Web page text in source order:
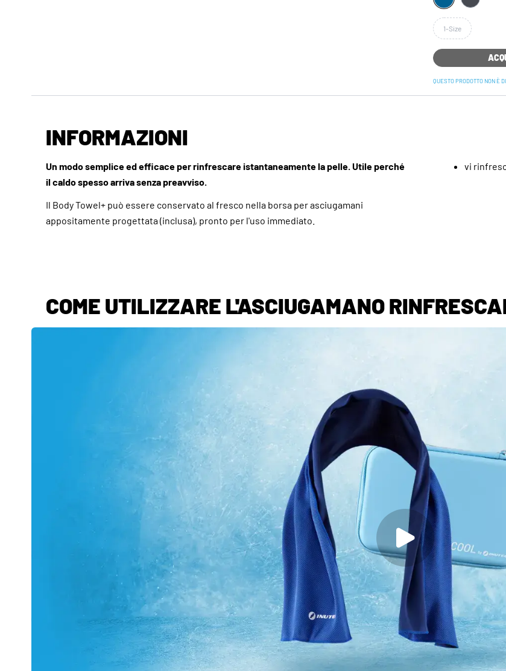
1-Size
QUESTO PRODOTTO NON È
INFORMAZIONI
Un modo semplice ed efficace per rinfrescare istantaneamente la pelle. Utile perché
il caldo spesso arriva senza preavviso.
Il Body Towel+ può essere conservato al fresco nella borsa per asciugamani
appositamente progettata (inclusa), pronto per l'uso immediato.
vi
COME UTILIZZARE L'ASCIUGAMANO